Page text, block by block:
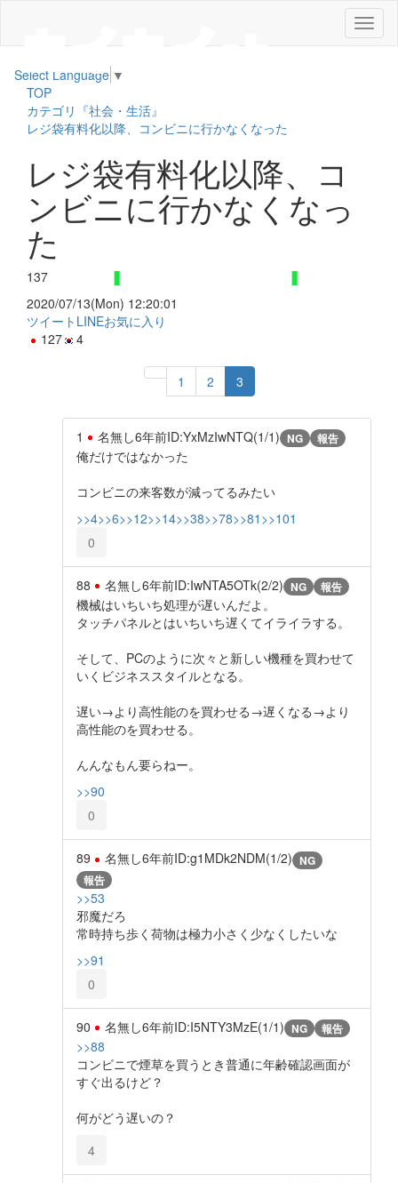
メ
ニ
Select Language ▼
TOP
カテゴリ『社会・生活』
レジ袋有料化以降、コンビニに行かなくなった
レジ袋有料化以降、コ
ンビニに行かなくなっ
た
137
2020/07/13(Mon) 12:20:01
ツイート LINEお気に入り
127
4
1 2 3
1 名無し6年前ID:YxMzIwNTQ(1/1) NG 報告
俺だけではなかった
コンビニの来客数が減ってるみたい
>>4>>6>>12>>14>>38>>78>>81 >>101
0
88 名無し6年前ID:IwNTA5OTk(2/2) NG 報告
機械はいちいち処理が遅いんだよ。
タッチパネルとはいちいち遅くてイライラする。
そして、PCのように次々と新しい機種を買わせて
いくビジネススタイルとなる。
遅い→より高性能のを買わせる→遅くなる→より
高性能のを買わせる。
んんなもん要らねー。
>>90
0
89 名無し6年前ID:g1MDk2NDM(1/2) NG
報告
>>53
邪魔だろ
常時持ち歩く荷物は極力小さく少なくしたいな
>>91
0
90 名無し6年前ID:I5NTY3MzE(1/1) NG 報告
>>88
コンビニで煙草を買うとき普通に年齢確認画面が
すぐ出るけど？
何がどう遅いの？
4